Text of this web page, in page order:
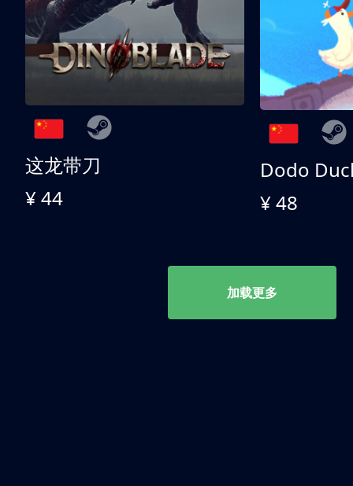
这龙带刀
¥ 44
Dodo
¥ 48
加载更多